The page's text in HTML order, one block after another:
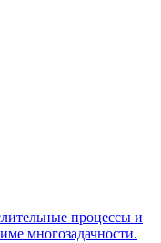
процессы и
многозадачности.